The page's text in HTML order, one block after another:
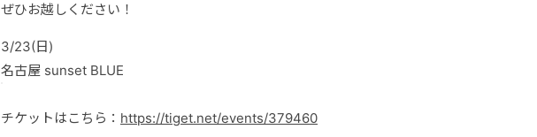
ぜひお越しください！
3/23(日)
名古屋 sunset BLUE
チケットはこちら： https://tiget.net/events/379460